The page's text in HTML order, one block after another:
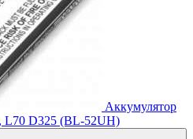
Аккумулятор
L70 D325 (BL-52UH)